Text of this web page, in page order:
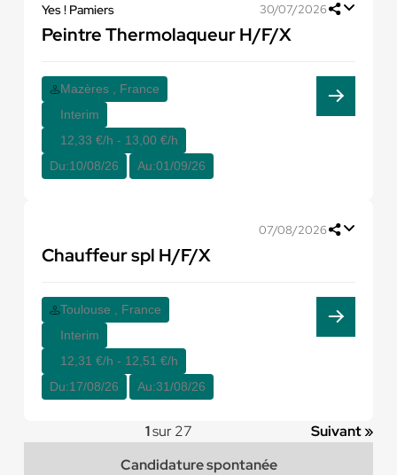
Yes ! Pamiers 30/07/2026
Peintre Thermolaqueur H/F/X
Mazères , France
Interim
12,33 €/h - 13,00 €/h
Du:10/08/26 Au:01/09/26
07/08/2026
Chauffeur spl H/F/X
Toulouse , France
Interim
12,31 €/h - 12,51 €/h
Du:17/08/26 Au:31/08/26
1sur 27
Suivant »
Candidature spontanée